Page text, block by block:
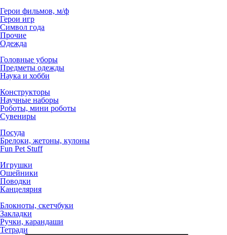
Герои фильмов, м/ф
Герои игр
Символ года
Прочие
Одежда
Головные уборы
Предметы одежды
Наука и хобби
Конструкторы
Научные наборы
Роботы, мини роботы
Сувениры
Посуда
Брелоки, жетоны, кулоны
Fun Pet Stuff
Игрушки
Ошейники
Поводки
Канцелярия
Блокноты, скетчбуки
Закладки
Ручки, карандаши
Тетради